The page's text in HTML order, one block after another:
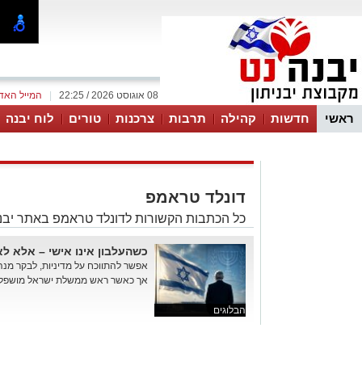
המייל 08 אוגוסט 2026 / 22:25
ראשי חדשות קהילה תרבות צרכנות טורים לוח יבנה
דונלד טראמפ
כל הכתבות הקשורות לדונלד טראמפ באתר
הבלוגים
כשהעלבון אינו אישי – אלא
אפשר להתווכח על מדיניות, לבקר
אך כאשר ראש ממשלת ישראל מושפל